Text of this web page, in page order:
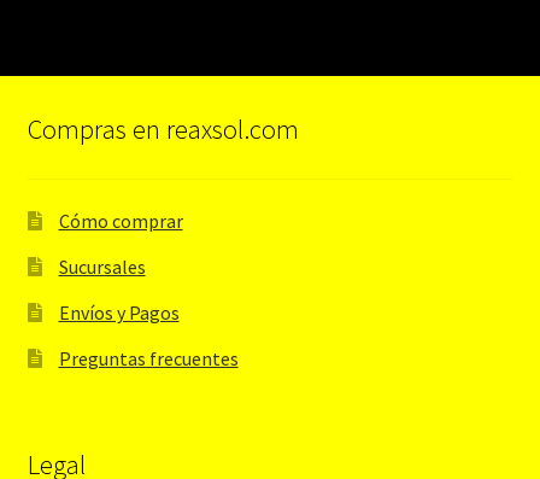
Compras en reaxsol.com
Cómo comprar
Sucursales
Envíos y Pagos
Preguntas frecuentes
Legal